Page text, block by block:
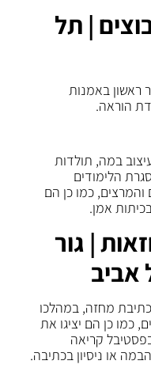
| תל
ראשון באמנות
הוראה.
במה, תולדות
הלימודים
והמרצים, כמו כן הם
אמן.
| גור
אביב
מחזה, במהלכו
כמו כן הם יציגו את
קריאה
או ניסיון בכתיבה.